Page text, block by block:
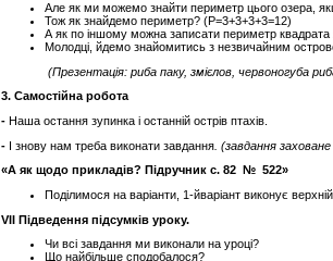
Але як ми можемо знайти периметр цього озера,
Тож як знайдемо периметр? (Р=3+3+3+3=12)
А як по іншому можна записати периметр
Молодці, йдемо знайомитись з незвичайним
(Презентація: риба паку, змієлов, червоногуба
3. Самостійна робота
- Наша остання зупинка і останній острів птахів.
- І знову нам треба виконати завдання . (завдання
«А як щодо прикладів? Підручник с. 82 № 522»
Поділимося на варіанти, 1-йваріант виконує
VII Підведення підсумків уроку.
Чи всі завдання ми виконали на уроці?
Що найбільше сподобалося?